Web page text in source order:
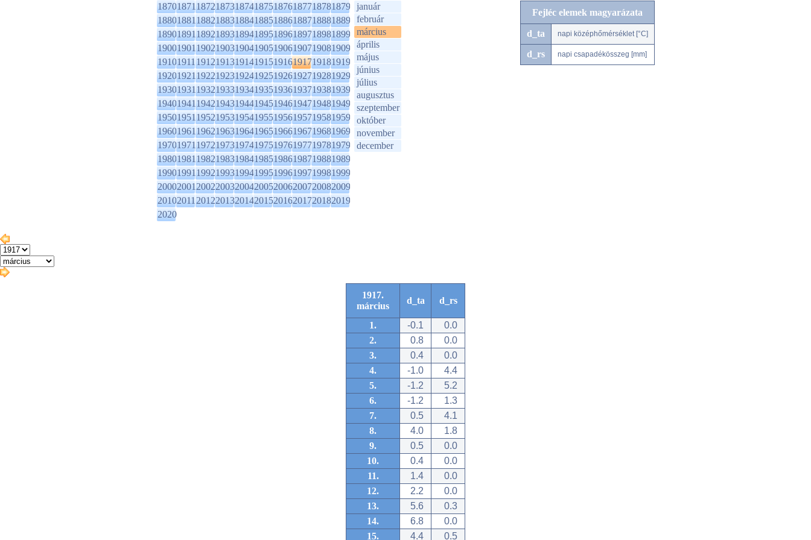
1870187118721873187418751876187718781879
1880188118821883188418851886188718881889
1890189118921893189418951896189718981899
1900190119021903190419051906190719081909
1910191119121913191419151916191719181919
1920192119221923192419251926192719281929
1930193119321933193419351936193719381939
1940194119421943194419451946194719481949
1950195119521953195419551956195719581959
1960196119621963196419651966196719681969
1970197119721973197419751976197719781979
1980198119821983198419851986198719881989
1990199119921993199419951996199719981999
2000200120022003200420052006200720082009
2010201120122013201420152016201720182019
2020
január
február
március
április
május
június
július
augusztus
szeptember
október
november
december
Fejléc elemek magyarázata
d_ta napi középhőmérséklet [°C]
d_rs napi csapadékösszeg [mm]
1917.
március
d_ta d_rs
1. -0.1
0.0
2.
0.8
0.0
3.
0.4
0.0
4.
-1.0
4.4
5.
-1.2
5.2
6.
-1.2
1.3
7.
0.5
4.1
8.
4.0
1.8
9.
0.5
0.0
10.
0.4
0.0
11.
1.4
0.0
12.
2.2
0.0
13.
5.6
0.3
14.
6.8
0.0
15.
4.4 0.5